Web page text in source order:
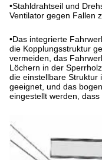
•Stahldrahtseil und
Ventilator gegen Fallen
•Das integrierte
die Kopplungsstruktur
vermeiden, das
Löchern in der
die einstellbare Struktur
geeignet, und das
eingestellt werden,